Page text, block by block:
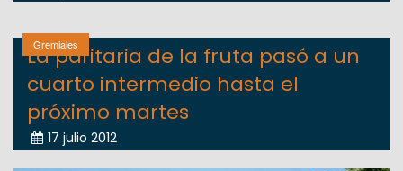
Gremiales
La paritaria de la fruta pasó a un
cuarto intermedio hasta el
próximo martes
17 julio 2012